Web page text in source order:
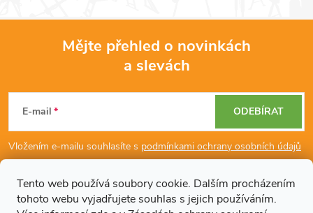
Tento web používá soubory cookie. Dalším procházením
tohoto webu vyjadřujete souhlas s jejich používáním.
p
Mějte přehled o novinkách
a slevách
E-mail
Vložením e-mailu souhlasíte s podmínkami ochrany osobních údajů
ODEBÍRAT
Dodatečné informace